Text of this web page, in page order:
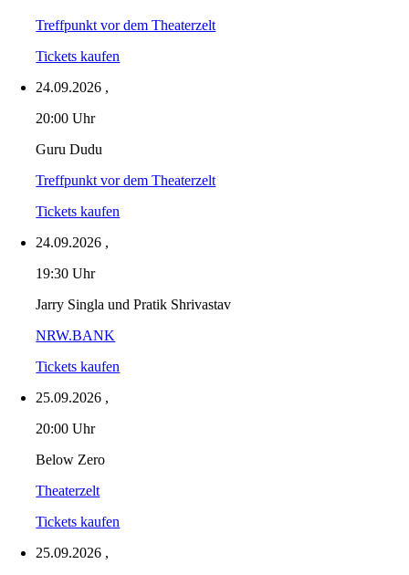
Treffpunkt vor dem Theaterzelt
Tickets kaufen
24.09.2026 ,
20:00 Uhr
Guru Dudu
Treffpunkt vor dem Theaterzelt
Tickets kaufen
24.09.2026 ,
19:30 Uhr
Jarry Singla und Pratik Shrivastav
NRW.BANK
Tickets kaufen
25.09.2026 ,
20:00 Uhr
Below Zero
Theaterzelt
Tickets kaufen
25.09.2026 ,